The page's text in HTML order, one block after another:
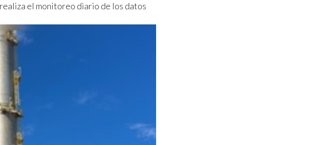
el monitoreo diario de los datos